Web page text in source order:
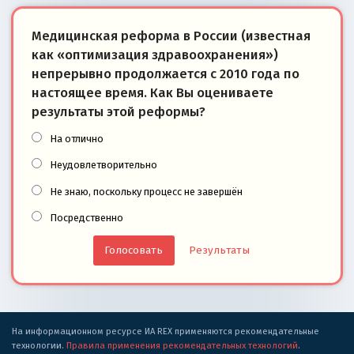
Медицинская реформа в России (известная
как «оптимизация здравоохранения»)
непрерывно продолжается с 2010 года по
настоящее время. Как Вы оцениваете
результаты этой реформы?
На отлично
Неудовлетворительно
Не знаю, поскольку процесс не завершён
Посредственно
Результаты
На информационном ресурсе ИА REX применяются рекомендательные
технологии. Правила применения рекомендательных технологий.